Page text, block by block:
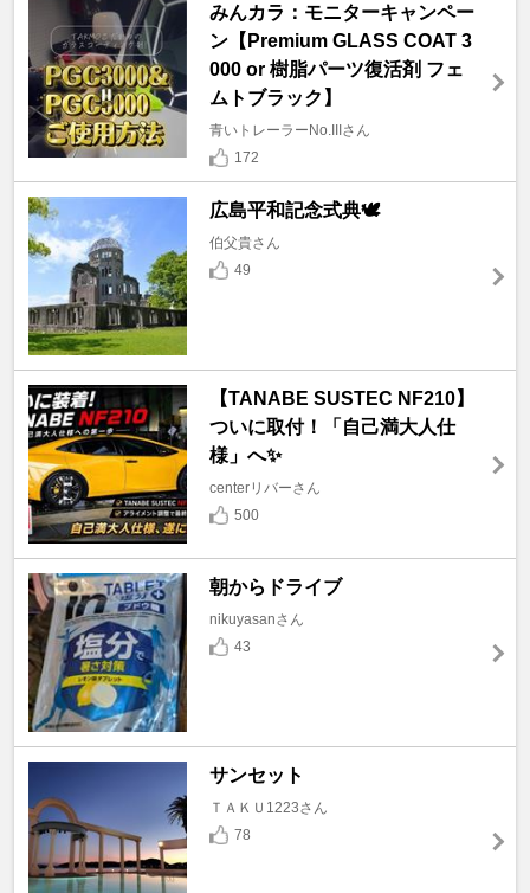
みんカラ：モニターキャンペー
ン【Premium GLASS COAT 3
000 or 樹脂パーツ復活剤 フェ
ムトブラック】
青いトレーラーNo.IIIさん
172
広島平和記念式典🕊️
伯父貴さん
49
【TANABE SUSTEC NF210】
ついに取付！「自己満大人仕
様」へ✨
centerリバーさん
500
朝からドライブ
nikuyasanさん
43
サンセット
ＴＡＫＵ1223さん
78